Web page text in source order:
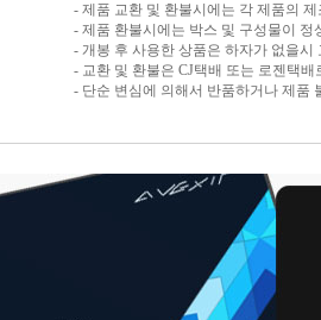
- 제품 교환 및 환불시에는 각 제품의
- 제품 환불시에는 박스 및 구성물이 정
- 개봉 후 사용한 상품은 하자가 없을
- 교환 및 환불은 CJ택배 또는 로젠택
- 단순 변심에 의해서 반품하거나 제품